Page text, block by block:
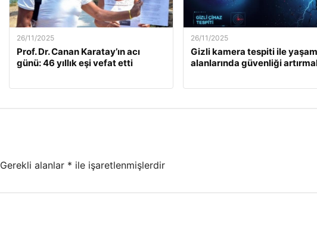
26/11/2025
Prof. Dr. Canan Karatay’ın acı
günü: 46 yıllık eşi vefat etti
26/11/2025
Gizli kamera tespiti ile yaşam
alanlarında güvenliği
Gerekli alanlar * ile işaretlenmişlerdir